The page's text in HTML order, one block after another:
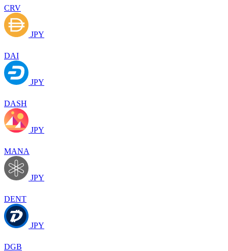
CRV
JPY
DAI
JPY
DASH
JPY
MANA
JPY
DENT
JPY
DGB